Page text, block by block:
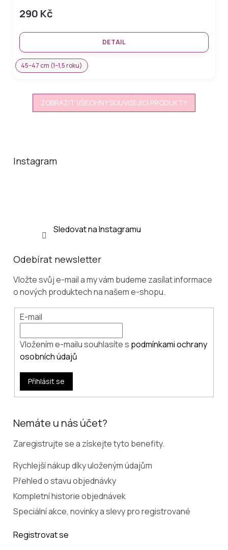
290 Kč
DETAIL
45–47 cm (1–1,5 roku)
ZOBRAZIT VŠECHNY SOUVISEJÍCÍ PRODUKTY
Instagram
Sledovat na Instagramu
Odebírat newsletter
Vložte svůj e-mail a my vám budeme zasílat informace
o nových produktech na našem e-shopu.
E-mail
Vložením e-mailu souhlasíte s podmínkami ochrany
osobních údajů
Přihlásit se
Nemáte u nás účet?
Zaregistrujte se a získejte tyto benefity.
Rychlejší nákup díky uloženým údajům
Přehled o stavu objednávky
Kompletní historie objednávek
Speciální akce, novinky a slevy pro registrované
Registrovat se